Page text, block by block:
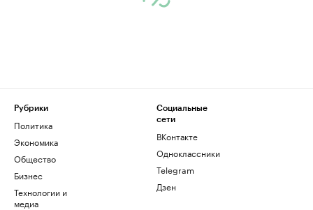
Рубрики
Политика
Экономика
Общество
Бизнес
Технологии и
медиа
Социальные
сети
ВКонтакте
Одноклассники
Telegram
Дзен